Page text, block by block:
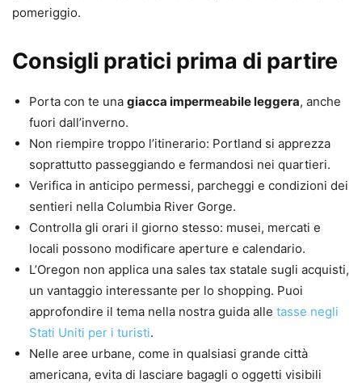
pomeriggio.
Consigli pratici prima di partire
Porta con te una giacca impermeabile leggera, anche
fuori dall’inverno.
Non riempire troppo l’itinerario: Portland si apprezza
soprattutto passeggiando e fermandosi nei quartieri.
Verifica in anticipo permessi, parcheggi e condizioni dei
sentieri nella Columbia River Gorge.
Controlla gli orari il giorno stesso: musei, mercati e
locali possono modificare aperture e calendario.
L’Oregon non applica una sales tax statale sugli acquisti,
un vantaggio interessante per lo shopping. Puoi
approfondire il tema nella nostra guida alle tasse negli
Stati Uniti per i turisti.
Nelle aree urbane, come in qualsiasi grande città
americana, evita di lasciare bagagli o oggetti visibili